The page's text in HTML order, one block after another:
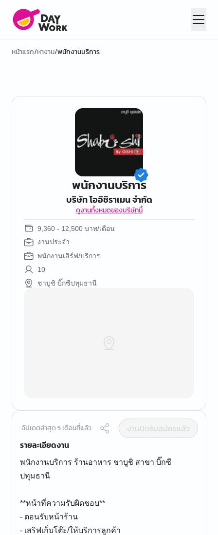
หน้าแรก/หางาน/พนักงานบริการ
พนักงานบริการ
บริษัท โออิชิราเมน จำกัด
ดูงานทั้งหมดของบริษัทนี้
9,360 - 12,500 บาท/เดือน
งานประจำ
พนักงานเสิร์ฟ/บริการ
10
ชาบูชิ บิ๊กซีปทุมธานี
อัปเดตล่าสุด 5 เดือนที่แล้ว
งานปิดรับสมัครแล้ว
รายละเอียดงาน
พนักงานบริการ ร้านอาหาร ชาบูชิ สาขา บิ๊กซี
ปทุมธานี
**หน้าที่ความรับผิดชอบ**
- ตอนรับหน้าร้าน
- เสริฟเก็บโต๊ะ/ให้บริการลูกค้า